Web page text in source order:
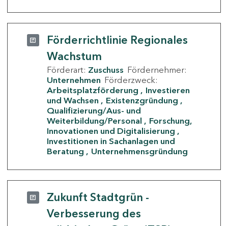
Förderrichtlinie Regionales
Wachstum
Förderart: Zuschuss Fördernehmer:
Unternehmen Förderzweck:
Arbeitsplatzförderung
Investieren
und Wachsen
Existenzgründung
Qualifizierung/Aus- und
Weiterbildung/Personal
Forschung,
Innovationen und Digitalisierung
Investitionen in Sachanlagen und
Beratung
Unternehmensgründung
Zukunft Stadtgrün -
Verbesserung des